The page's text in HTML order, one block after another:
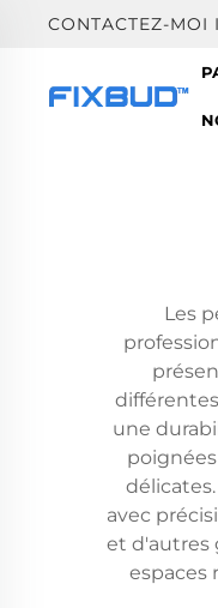
CONTACTEZ-MOI
Les
une
avec
et d'autres
espaces